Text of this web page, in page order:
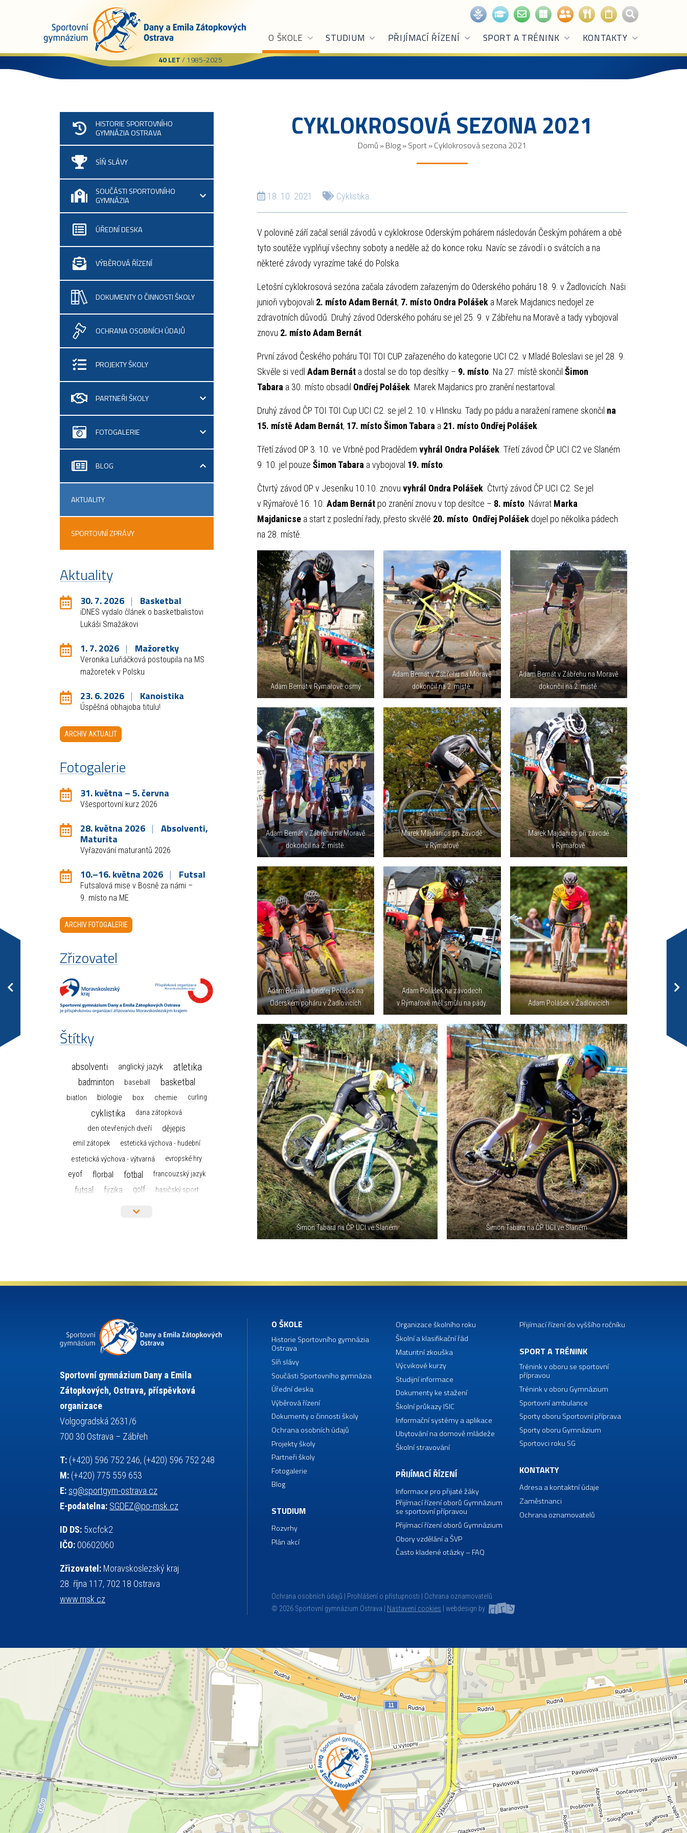
40 LET/ 1985-2025
O ŠKOLE STUDIUM PŘIJÍMACÍ ŘÍZENÍ SPORT A TRÉNINK KONTAKTY
CYKLOKROSOVÁ SEZONA 2021
Domů »Blog»Sport»Cyklokrosová sezona 2021
18. 10. 2021 Cyklistika
V polovině září začal seriál závodů v cyklokrose Oderským pohárem následován Českým pohárem a obě
tyto soutěže vyplňují všechny soboty a neděle až do konce roku. Navíc se závodí i o svátcích a na
některé závody vyrazíme také do Polska.
Letošní cyklokrosová sezóna začala závodem zařazeným do Oderského poháru 18. 9. v Žadlovicích. Naši
junioři vybojovali 2. místo Adam Bernát, 7. místo Ondra Polášeka Marek Majdanics nedojel ze
zdravotních důvodů. Druhý závod Oderského poháru se jel 25. 9. v Zábřehu na Moravě a tady vybojoval
znovu 2. místo Adam Bernát.
První závod Českého poháru TOI TOI CUP zařazeného do kategorie UCI C2. v Mladé Boleslavi se jel 28. 9.
Skvěle si vedl Adam Bernáta dostal se do top desítky – 9. místo. Na 27. místě skončil Šimon
Tabaraa 30. místo obsadil Ondřej Polášek. Marek Majdanics pro zranění nestartoval.
Druhý závod ČP TOI TOI Cup UCI C2. se jel 2. 10. v Hlinsku. Tady po pádu a naražení ramene skončil na
15. místě Adam Bernát, 17. místo Šimon Tabara a 21. místo Ondřej Polášek.
Třetí závod OP 3. 10. ve Vrbně pod Pradědem vyhrál Ondra Polášek. Třetí závod ČP UCI C2 ve Slaném
9. 10. jel pouze Šimon Tabaraa vybojoval 19. místo.
Čtvrtý závod OP v Jeseníku 10.10. znovu vyhrál Ondra Polášek. Čtvrtý závod ČP UCI C2. Se jel
v Rýmařově 16. 10. Adam Bernátpo zranění znovu v top desítce – 8. místo. Návrat Marka
Majdanicsea start z poslední řady, přesto skvělé 20. místo. Ondřej Polášek dojel po několika pádech
na 28. místě.
Adam Bernát v Rýmařově osmý
Adam Bernát v Zábřehu na Moravě
dokončil na 2. místě.
Adam Bernát v Zábřehu na Moravě
dokončil na 2. místě.
Adam Bernát v Zábřehu na Moravě
dokončil na 2. místě.
Marek Majdanics při závodě
v Rýmařově
Marek Majdanics při závodě
v Rýmařově
Adam Bernát a Ondřej Polášek na
Oderském poháru v Žadlovicích
Adam Polášek na závodech
v Rýmařově měl smůlu na pády.
Adam Polášek v Žadlovicích
Šimon Tabara na ČP UCI ve Slaném Šimon Tabara na ČP UCI ve Slaném
HISTORIE SPORTOVNÍHO
GYMNÁZIA OSTRAVA
SÍŇ SLÁVY
SOUČÁSTI SPORTOVNÍHO
GYMNÁZIA
ÚŘEDNÍ DESKA
VÝBĚROVÁ ŘÍZENÍ
DOKUMENTY O ČINNOSTI ŠKOLY
OCHRANA OSOBNÍCH ÚDAJŮ
PROJEKTY ŠKOLY
PARTNEŘI ŠKOLY
FOTOGALERIE
BLOG
AKTUALITY
SPORTOVNÍ ZPRÁVY
Aktuality
30. 7. 2026 Basketbal
iDNES vydalo článek o basketbalistovi
Lukáši Smažákovi
1. 7. 2026 Mažoretky
Veronika Luňáčková postoupila na MS
mažoretek v Polsku
23. 6. 2026 Kanoistika
Úspěšná obhajoba titulu!
ARCHIV AKTUALIT
Fotogalerie
31. května – 5. června
Všesportovní kurz 2026
28. května 2026 Absolventi,
Maturita
Vyřazování maturantů 2026
10.–16. května 2026 Futsal
Futsalová mise v Bosně za námi –
9. místo na ME
ARCHIV FOTOGALERIE
Zřizovatel
Štítky
absolventi anglický jazyk atletika
badminton baseball basketbal
biatlon biologie box chemie curling
cyklistika dana zátopková
den otevřených dveří dějepis
emil zátopek estetická výchova - hudební
estetická výchova - výtvarná evropské hry
eyof florbal fotbal francouzský jazyk
futsal fyzika golf hasičský sport
matematika maturita mažoretky
olympijské hry olympiáda dětí a mládeže
organizace plavání
pozvánka
požární sport
přijímací řízení ruský jazyk
rychlobruslení
servisní zpráva
snowboarding
sportem bavíme ostravu
sportovní gymnastika
talentová zkouška
tanec
tenis
teorie sportovní přípravy
událost
volejbal vybavení
vzpírání
výběrové řízení výuka
všesportovní výcvikový kurz
zeměpis základy společenských věd
český jazyk školní stravování
Sportovní gymnázium Dany a Emila
Zátopkových, Ostrava, příspěvková
organizace
Volgogradská 2631/6
700 30 Ostrava – Zábřeh
T: (+420) 596 752 246, (+420) 596 752 248
M: (+420) 775 559 653
E: sg@sportgym-ostrava.cz
E-podatelna: SGDEZ@po-msk.cz
ID DS: 5xcfck2
IČO: 00602060
Zřizovatel: Moravskoslezský kraj
28. října 117, 702 18 Ostrava
www.msk.cz
O ŠKOLE
Historie Sportovního gymnázia
Ostrava
Síň slávy
Součásti Sportovního gymnázia
Úřední deska
Výběrová řízení
Dokumenty o činnosti školy
Ochrana osobních údajů
Projekty školy
Partneři školy
Fotogalerie
Blog
STUDIUM
Rozvrhy
Plán akcí
Organizace školního roku
Školní a klasifikační řád
Maturitní zkouška
Výcvikové kurzy
Studijní informace
Dokumenty ke stažení
Školní průkazy ISIC
Informační systémy a aplikace
Ubytování na domově mládeže
Školní stravování
PŘIJÍMACÍ ŘÍZENÍ
Informace pro přijaté žáky
Přijímací řízení oborů Gymnázium
se sportovní přípravou
Přijímací řízení oborů Gymnázium
Obory vzdělání a ŠVP
Často kladené otázky – FAQ
Přijímací řízení do vyššího ročníku
SPORT A TRÉNINK
Trénink v oboru se sportovní
přípravou
Trénink v oboru Gymnázium
Sportovní ambulance
Sporty oboru Sportovní příprava
Sporty oboru Gymnázium
Sportovci roku SG
KONTAKTY
Adresa a kontaktní údaje
Zaměstnanci
Ochrana oznamovatelů
Ochrana osobních údajů Prohlášení o přístupnosti
Ochrana oznamovatelů
© 2026 Sportovní gymnázium Ostrava | Nastavení cookies webdesign by